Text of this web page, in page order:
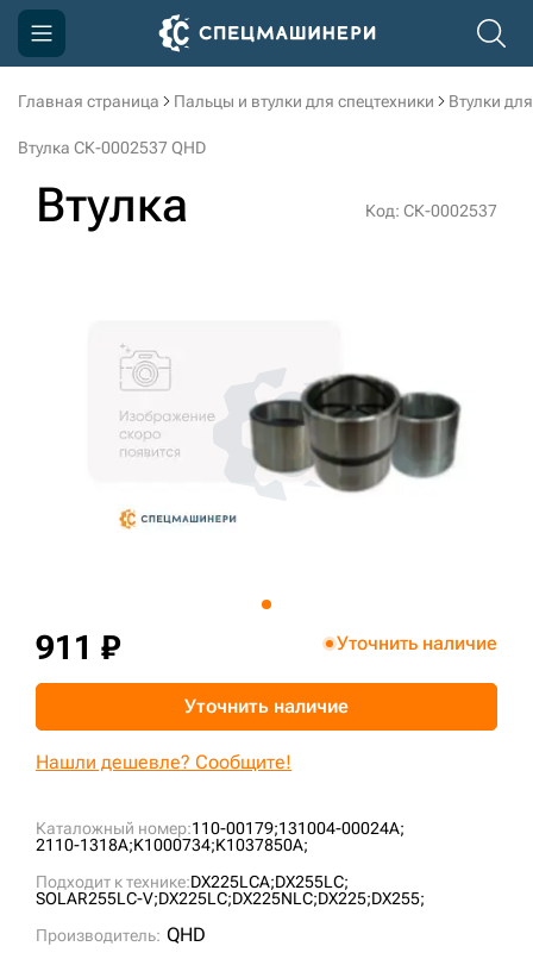
Главная страница Пальцы и втулки для спецтехники Втулки
Втулка СК-0002537 QHD
Втулка Код: СК-0002537
Каталожный номер:110-00179;131004-00024A;
2110-1318A;K1000734;K1037850A;
Подходит к технике:DX225LCA;DX255LC;
SOLAR255LC-V;DX225LC;DX225NLC;DX225;DX255;
Производитель: QHD
911 ₽ Уточнить наличие
Уточнить наличие
Нашли дешевле? Сообщите!
Компания
Доставка и оплата
3D тур по производству
3D тур по складам
sksale@skdst.ru